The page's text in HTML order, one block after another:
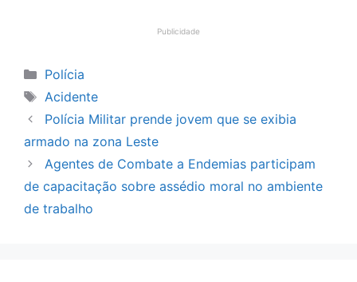
Publicidade
Categorias
Polícia
Tags
Acidente
Polícia Militar prende jovem que se exibia
armado na zona Leste
Agentes de Combate a Endemias participam
de capacitação sobre assédio moral no ambiente
de trabalho